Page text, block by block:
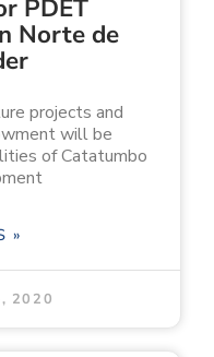
PDET
Norte de
projects and
will be
of Catatumbo
»
2020